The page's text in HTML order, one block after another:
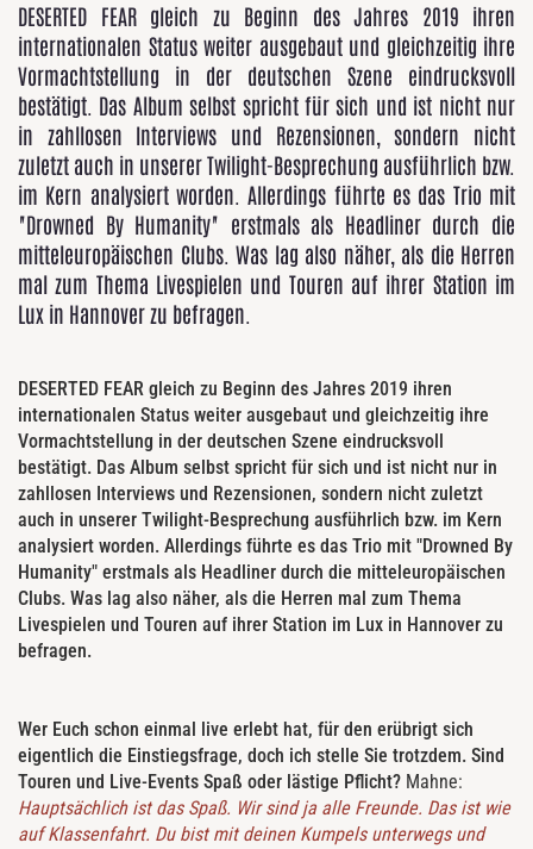
DESERTED FEAR gleich zu Beginn des Jahres 2019 ihren
internationalen Status weiter ausgebaut und gleichzeitig ihre
Vormachtstellung in der deutschen Szene eindrucksvoll
bestätigt. Das Album selbst spricht für sich und ist nicht nur
in zahllosen Interviews und Rezensionen, sondern nicht
zuletzt auch in unserer Twilight-Besprechung ausführlich bzw.
im Kern analysiert worden. Allerdings führte es das Trio mit
"Drowned By Humanity" erstmals als Headliner durch die
mitteleuropäischen Clubs. Was lag also näher, als die Herren
mal zum Thema Livespielen und Touren auf ihrer Station im
Lux in Hannover zu befragen.
DESERTED FEAR gleich zu Beginn des Jahres 2019 ihren
internationalen Status weiter ausgebaut und gleichzeitig ihre
Vormachtstellung in der deutschen Szene eindrucksvoll
bestätigt. Das Album selbst spricht für sich und ist nicht nur in
zahllosen Interviews und Rezensionen, sondern nicht zuletzt
auch in unserer Twilight-Besprechung ausführlich bzw. im Kern
analysiert worden. Allerdings führte es das Trio mit "Drowned By
Humanity" erstmals als Headliner durch die mitteleuropäischen
Clubs. Was lag also näher, als die Herren mal zum Thema
Livespielen und Touren auf ihrer Station im Lux in Hannover zu
befragen.
Wer Euch schon einmal live erlebt hat, für den erübrigt sich
eigentlich die Einstiegsfrage, doch ich stelle Sie trotzdem. Sind
Touren und Live-Events Spaß oder lästige Pflicht? Mahne:
Hauptsächlich ist das Spaß. Wir sind ja alle Freunde. Das ist wie
auf Klassenfahrt. Du bist mit deinen Kumpels unterwegs und